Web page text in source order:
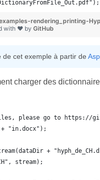
rendering_printing-
with ❤ by GitHub
cet exemple à partir de
charger des
please go to https://
+ "in.docx");
+
stream);